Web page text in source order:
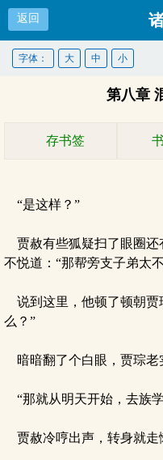
返回
字体： 大 中 小
第八章
存书签
“是这样？”
贾赦有些狐疑扫了眼圈还
不悦道：“那帮旁支子弟太
说到这里，他顿了顿朝贾
么？”
暗暗翻了个白眼，贾琮老
“那就从明天开始，去族
贾赦冷哼出声，转身就走